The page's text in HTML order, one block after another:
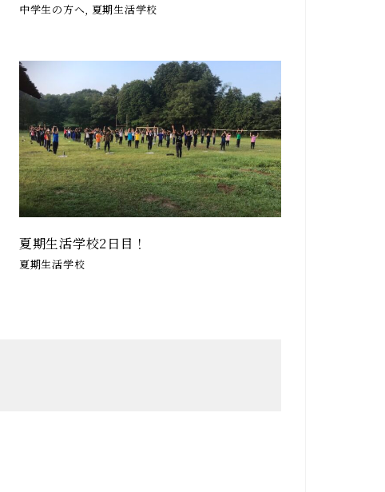
中学生の方へ, 夏期生活学校
夏期生活学校2日目！
夏期生活学校